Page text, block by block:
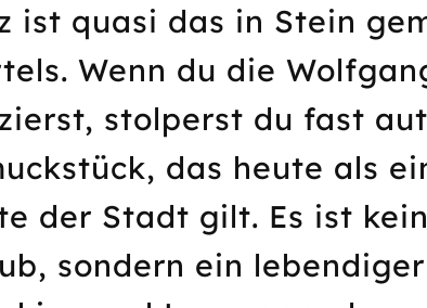
ist quasi das in Stein
Wenn du die
stolperst du fast
das heute als
der Stadt gilt. Es ist kein
sondern ein